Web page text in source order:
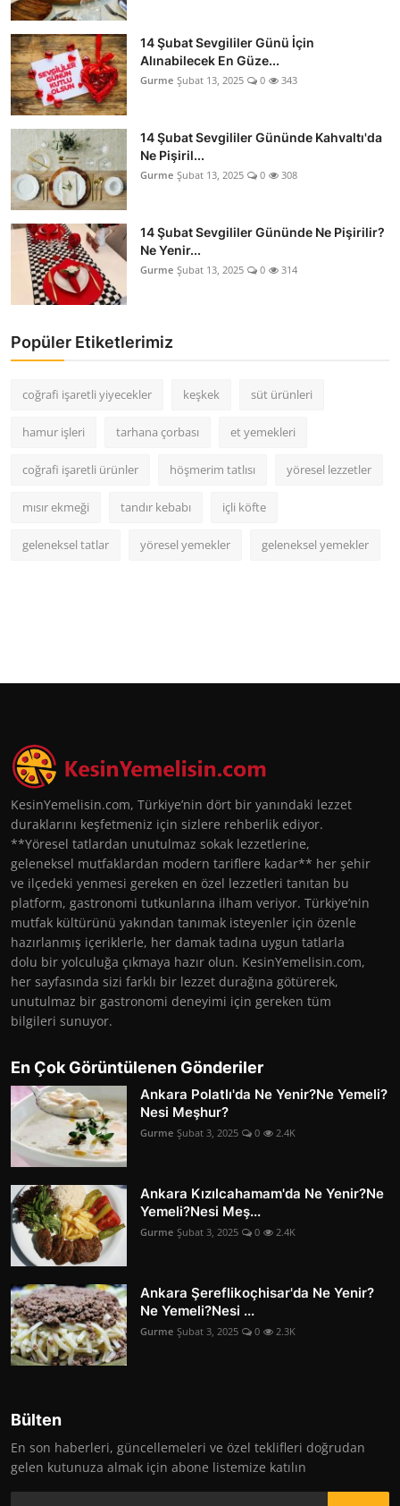
14 Şubat Sevgililer Günü İçin
Alınabilecek En Güze...
Gurme Şubat 13, 2025 0 343
14 Şubat Sevgililer Gününde Kahvaltı'da
Ne Pişiril...
Gurme Şubat 13, 2025 0 308
14 Şubat Sevgililer Gününde Ne Pişirilir?
Ne Yenir...
Gurme Şubat 13, 2025 0 314
Popüler Etiketlerimiz
coğrafi işaretli yiyecekler keşkek süt ürünleri
hamur işleri tarhana çorbası et yemekleri
coğrafi işaretli ürünler höşmerim tatlısı yöresel lezzetler
mısır ekmeği tandır kebabı içli köfte
geleneksel tatlar yöresel yemekler geleneksel yemekler
KesinYemelisin.com, Türkiye’nin dört bir yanındaki lezzet
duraklarını keşfetmeniz için sizlere rehberlik ediyor.
**Yöresel tatlardan unutulmaz sokak lezzetlerine,
geleneksel mutfaklardan modern tariflere kadar** her şehir
ve ilçedeki yenmesi gereken en özel lezzetleri tanıtan bu
platform, gastronomi tutkunlarına ilham veriyor. Türkiye’nin
mutfak kültürünü yakından tanımak isteyenler için özenle
hazırlanmış içeriklerle, her damak tadına uygun tatlarla
dolu bir yolculuğa çıkmaya hazır olun. KesinYemelisin.com,
her sayfasında sizi farklı bir lezzet durağına götürerek,
unutulmaz bir gastronomi deneyimi için gereken tüm
bilgileri sunuyor.
En Çok Görüntülenen Gönderiler
Ankara Polatlı'da Ne Yenir?Ne Yemeli?
Nesi Meşhur?
Gurme Şubat 3, 2025 0 2.4K
Ankara Kızılcahamam'da Ne Yenir?Ne
Yemeli?Nesi Meş...
Gurme Şubat 3, 2025 0 2.4K
Ankara Şereflikoçhisar'da Ne Yenir?
Ne Yemeli?Nesi ...
Gurme Şubat 3, 2025 0 2.3K
Bülten
En son haberleri, güncellemeleri ve özel teklifleri doğrudan
gelen kutunuza almak için abone listemize katılın